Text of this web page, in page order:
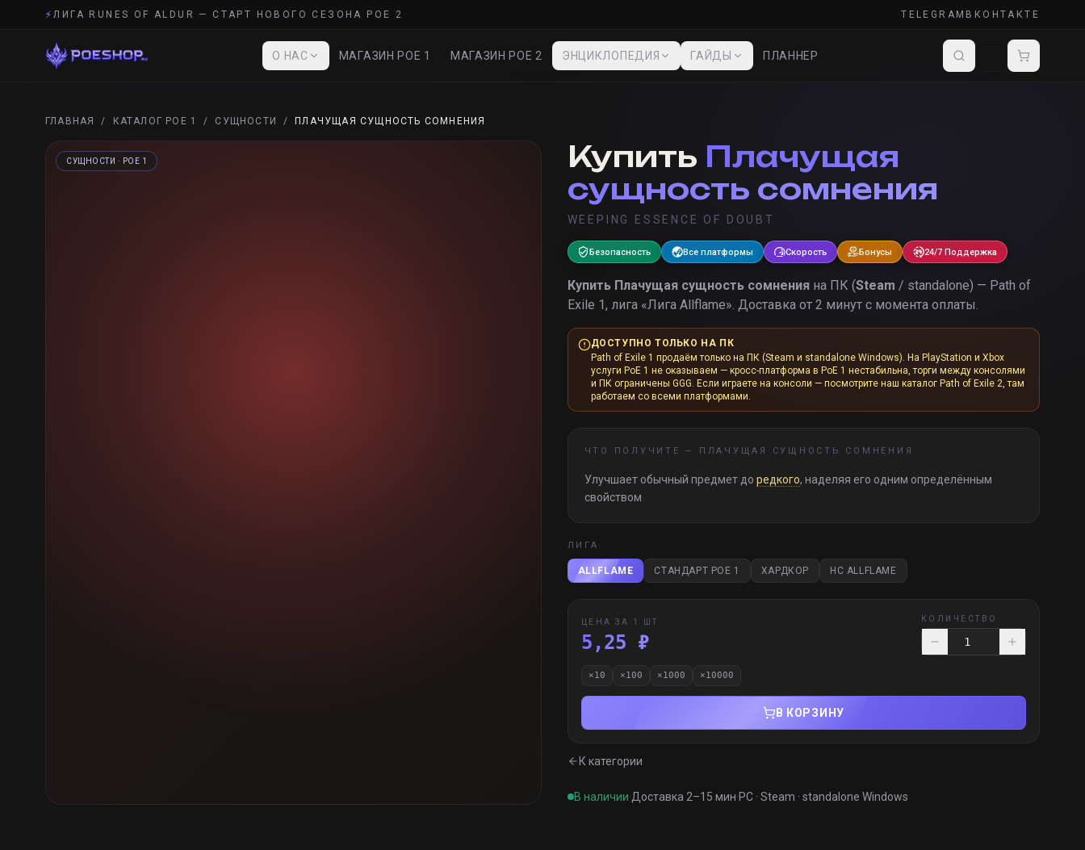
⚡ЛИГА RUNES OF ALDUR — СТАРТ НОВОГО СЕЗОНА POE 2 TELEGRAM ВКОНТАКТЕ
О НАС МАГАЗИН POE 1 МАГАЗИН POE 2 ЭНЦИКЛОПЕДИЯ ГАЙДЫ ПЛАННЕР
ГЛАВНАЯ / КАТАЛОГ POE 1 / СУЩНОСТИ / ПЛАЧУЩАЯ СУЩНОСТЬ СОМНЕНИЯ
СУЩНОСТИ · POE 1 Купить Плачущая
сущность сомнения
WEEPING ESSENCE OF DOUBT
Безопасность Все платформы Скорость Бонусы 24/7 Поддержка
Купить Плачущая сущность сомнения на ПК (Steam / standalone) — Path of
Exile 1, лига «Лига Allflame». Доставка от 2 минут с момента оплаты.
ДОСТУПНО ТОЛЬКО НА ПК
Path of Exile 1 продаём только на ПК (Steam и standalone Windows). На PlayStation и Xbox
услуги PoE 1 не оказываем — кросс-платформа в PoE 1 нестабильна, торги между консолями
и ПК ограничены GGG. Если играете на консоли — посмотрите наш каталог Path of Exile 2, там
работаем со всеми платформами.
ЧТО ПОЛУЧИТЕ — ПЛАЧУЩАЯ СУЩНОСТЬ СОМНЕНИЯ
Улучшает обычный предмет до редкого, наделяя его одним определённым
свойством
ЛИГА
ALLFLAME СТАНДАРТ POE 1 ХАРДКОР HC ALLFLAME
ЦЕНА ЗА 1 ШТ
5,25 ₽
КОЛИЧЕСТВО
×10 ×100 ×1000 ×10000
В КОРЗИНУ
К категории
В наличии·Доставка 2–15 мин·PC · Steam · standalone Windows